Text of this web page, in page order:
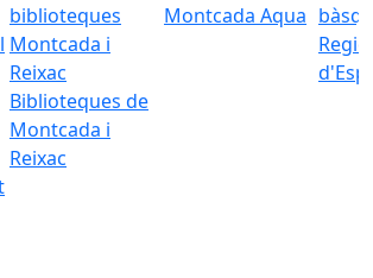
Biblioteques de
Montcada i
Reixac
Montcada Aqua